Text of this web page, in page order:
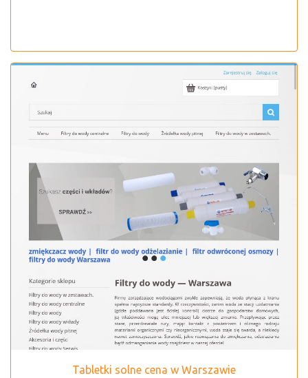
Tabletki solne cena w Warszawie